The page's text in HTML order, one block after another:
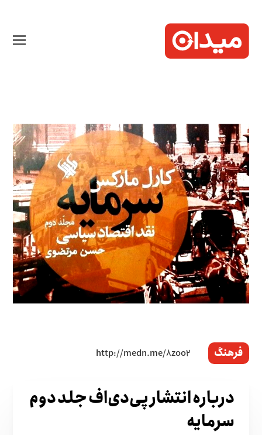
فرهنگ
درباره انتشار پی‌دی‌اف جلد دوم
سرمایه